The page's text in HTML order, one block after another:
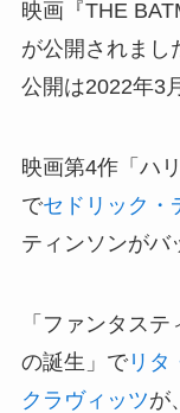
映画『THE
が公開されまし
公開は2022年3
映画第4作「ハ
でセドリック・
ティンソンがバ
「ファンタス
の誕生」でリタ
クラヴィッツが